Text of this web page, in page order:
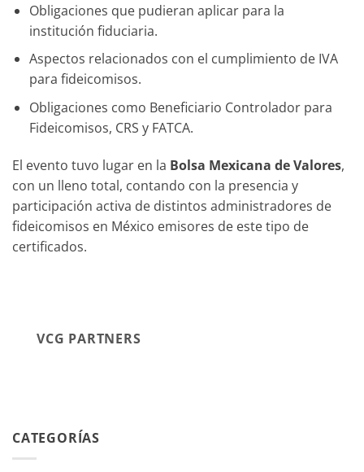
CATEGORÍAS
Obligaciones que pudieran aplicar para la
institución fiduciaria.
Aspectos relacionados con el cumplimiento de IVA
para fideicomisos.
Obligaciones como Beneficiario Controlador para
Fideicomisos, CRS y FATCA.
El evento tuvo lugar en la Bolsa Mexicana de Valores,
con un lleno total, contando con la presencia y
participación activa de distintos administradores de
fideicomisos en México emisores de este tipo de
certificados.
VCG PARTNERS